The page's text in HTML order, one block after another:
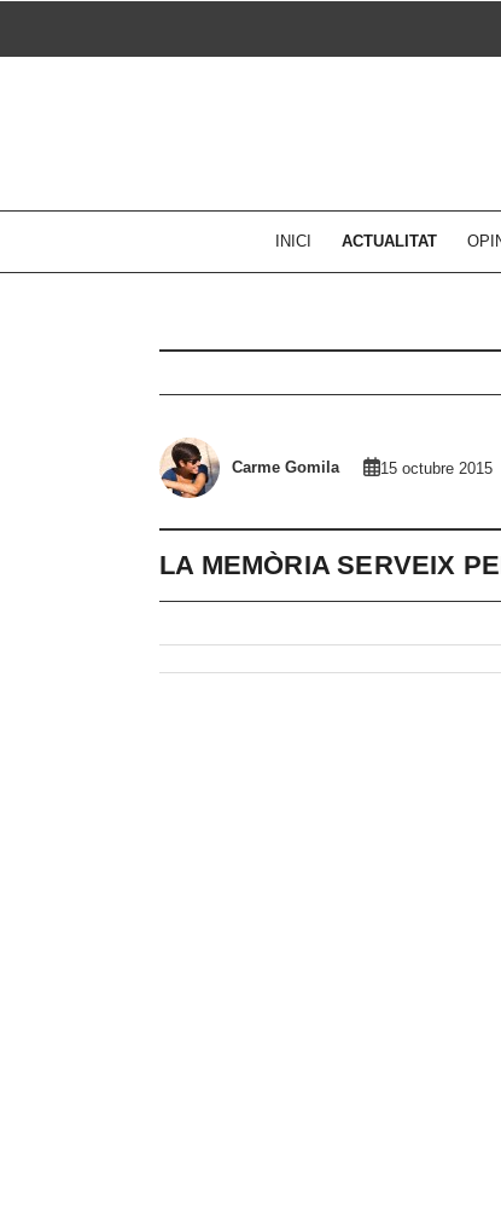
INICI ACTUALITAT
Carme Gomila 15 octubre 2015
LA MEMÒRIA SERVEIX